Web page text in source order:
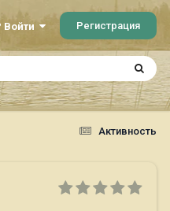
Войти Регистрация
Активность